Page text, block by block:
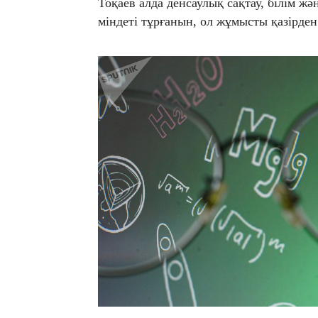
​Тоқаев алда денсаулық сақтау, білім
міндеті тұрғанын, ол жұмысты қазірден